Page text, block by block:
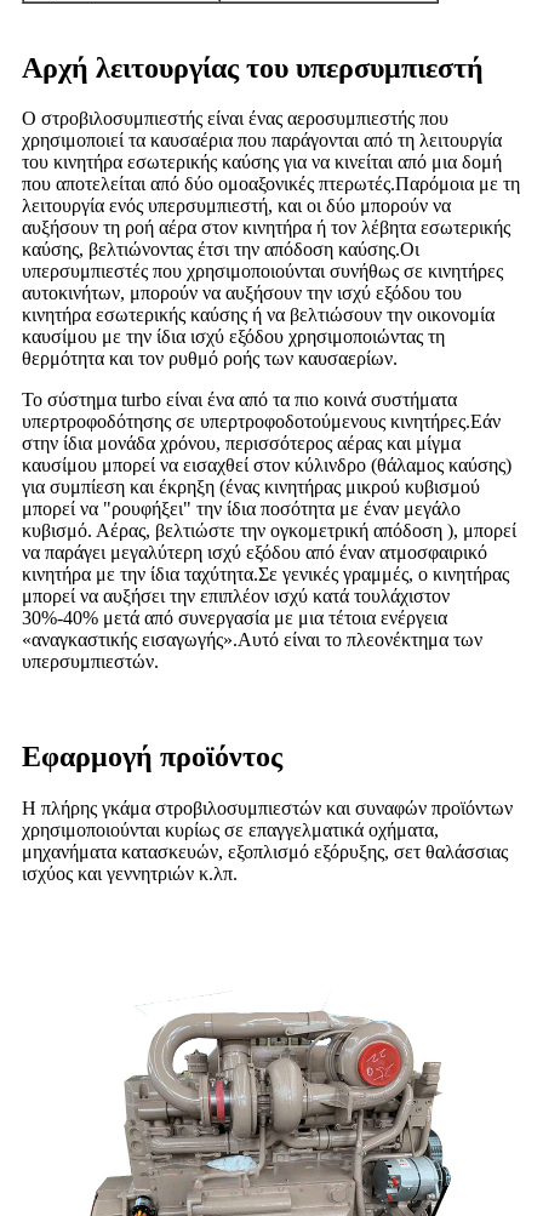
Αρχή λειτουργίας του υπερσυμπιεστή
Ο στροβιλοσυμπιεστής είναι ένας αεροσυμπιεστής που
χρησιμοποιεί τα καυσαέρια που παράγονται από τη λειτουργία
του κινητήρα εσωτερικής καύσης για να κινείται από μια δομή
που αποτελείται από δύο ομοαξονικές πτερωτές.Παρόμοια με τη
λειτουργία ενός υπερσυμπιεστή, και οι δύο μπορούν να
αυξήσουν τη ροή αέρα στον κινητήρα ή τον λέβητα εσωτερικής
καύσης, βελτιώνοντας έτσι την απόδοση καύσης.Οι
υπερσυμπιεστές που χρησιμοποιούνται συνήθως σε κινητήρες
αυτοκινήτων, μπορούν να αυξήσουν την ισχύ εξόδου του
κινητήρα εσωτερικής καύσης ή να βελτιώσουν την οικονομία
καυσίμου με την ίδια ισχύ εξόδου χρησιμοποιώντας τη
θερμότητα και τον ρυθμό ροής των καυσαερίων.
Το σύστημα turbo είναι ένα από τα πιο κοινά συστήματα
υπερτροφοδότησης σε υπερτροφοδοτούμενους κινητήρες.Εάν
στην ίδια μονάδα χρόνου, περισσότερος αέρας και μίγμα
καυσίμου μπορεί να εισαχθεί στον κύλινδρο (θάλαμος καύσης)
για συμπίεση και έκρηξη (ένας κινητήρας μικρού κυβισμού
μπορεί να "ρουφήξει" την ίδια ποσότητα με έναν μεγάλο
κυβισμό. Αέρας, βελτιώστε την ογκομετρική απόδοση ), μπορεί
να παράγει μεγαλύτερη ισχύ εξόδου από έναν ατμοσφαιρικό
κινητήρα με την ίδια ταχύτητα.Σε γενικές γραμμές, ο κινητήρας
μπορεί να αυξήσει την επιπλέον ισχύ κατά τουλάχιστον
30%-40% μετά από συνεργασία με μια τέτοια ενέργεια
«αναγκαστικής εισαγωγής».Αυτό είναι το πλεονέκτημα των
υπερσυμπιεστών.
Εφαρμογή προϊόντος
Η πλήρης γκάμα στροβιλοσυμπιεστών και συναφών προϊόντων
χρησιμοποιούνται κυρίως σε επαγγελματικά οχήματα,
μηχανήματα κατασκευών, εξοπλισμό εξόρυξης, σετ θαλάσσιας
ισχύος και γεννητριών κ.λπ.